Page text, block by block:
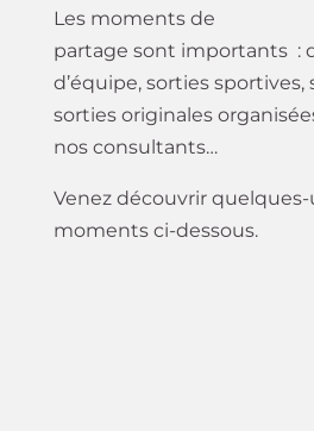
Les moments de
partage sont importants :
d’équipe, sorties
sorties originales
nos consultants…
Venez découvrir
moments ci-dessous.